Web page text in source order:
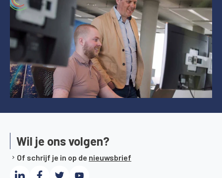
Wil je ons volgen?
Of schrijf je in op de nieuwsbrief